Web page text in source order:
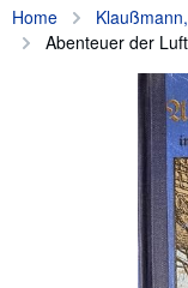
My Account
My Purchases
Advanced Search
Browse Collections
Home
Abenteuer der